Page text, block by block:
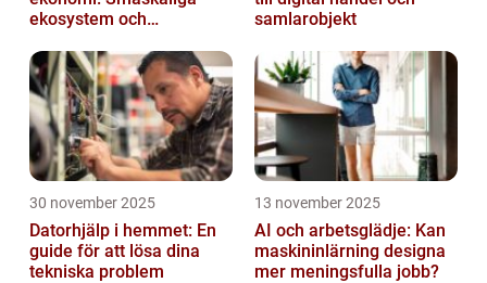
ekosystem och
samlarobjekt
30 november 2025
Datorhjälp i hemmet: En
guide för att lösa dina
tekniska problem
13 november 2025
AI och arbetsglädje: Kan
maskininlärning designa
mer meningsfulla jobb?